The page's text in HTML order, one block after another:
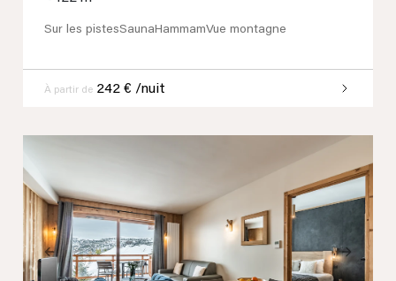
Previous Next
Sur les pistesSaunaHammamVue montagne
À partir de 242 € /nuit